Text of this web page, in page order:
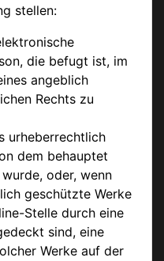
stellen:
die befugt ist, im
angeblich
Rechts zu
urheberrechtlich
dem behauptet
oder, wenn
geschützte Werke
Stelle durch eine
sind, eine
Werke auf der